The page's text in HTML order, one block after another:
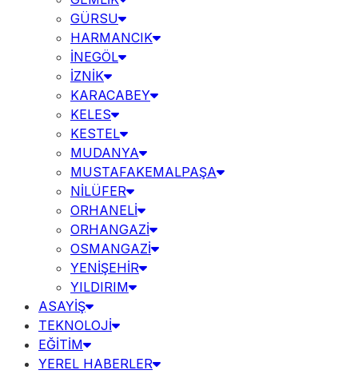
GÜRSU
HARMANCIK
İNEGÖL
İZNİK
KARACABEY
KELES
KESTEL
MUDANYA
MUSTAFAKEMALPAŞA
NİLÜFER
ORHANELİ
ORHANGAZİ
OSMANGAZİ
YENİŞEHİR
YILDIRIM
ASAYİŞ
TEKNOLOJİ
EĞİTİM
YEREL HABERLER